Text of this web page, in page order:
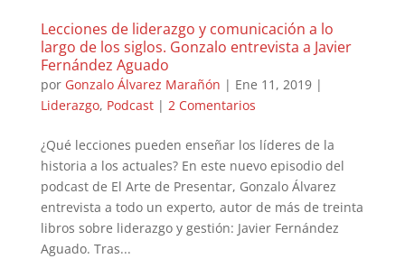
Lecciones de liderazgo y comunicación a lo
largo de los siglos. Gonzalo entrevista a Javier
Fernández Aguado
por Gonzalo Álvarez Marañón | Ene 11, 2019|
Liderazgo, Podcast| 2 Comentarios
¿Qué lecciones pueden enseñar los líderes de la
historia a los actuales? En este nuevo episodio del
podcast de El Arte de Presentar, Gonzalo Álvarez
entrevista a todo un experto, autor de más de treinta
libros sobre liderazgo y gestión: Javier Fernández
Aguado. Tras...